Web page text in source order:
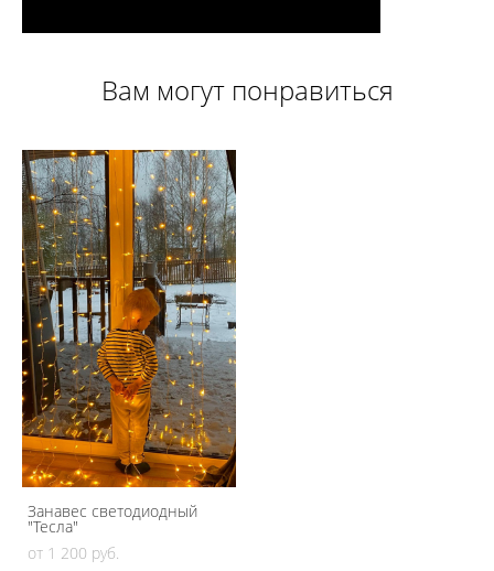
Вам могут понравиться
Занавес светодиодный
"Тесла"
от 1 200 pуб.